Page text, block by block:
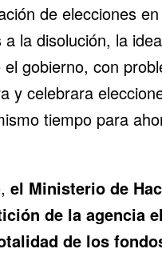
de elecciones
la disolución, la
gobierno, con
y celebrara
tiempo para
el Ministerio de
de la agencia
de los